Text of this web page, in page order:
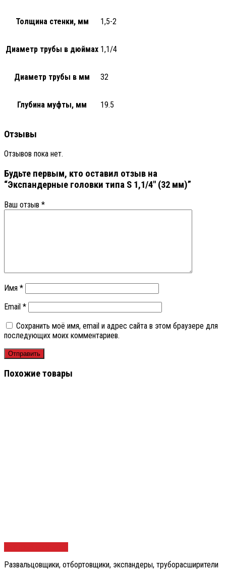
Толщина стенки, мм 1,5-2
Диаметр трубы в дюймах 1,1/4
Диаметр трубы в мм 32
Глубина муфты, мм 19.5
Отзывы
Отзывов пока нет.
Будьте первым, кто оставил отзыв на
“Экспандерные головки типа S 1,1/4″ (32 мм)”
Ваш отзыв *
Имя *
Email *
Сохранить моё имя, email и адрес сайта в этом браузере для
последующих моих комментариев.
Похожие товары
Развальцовщики, отбортовщики, экспандеры, труборасширители